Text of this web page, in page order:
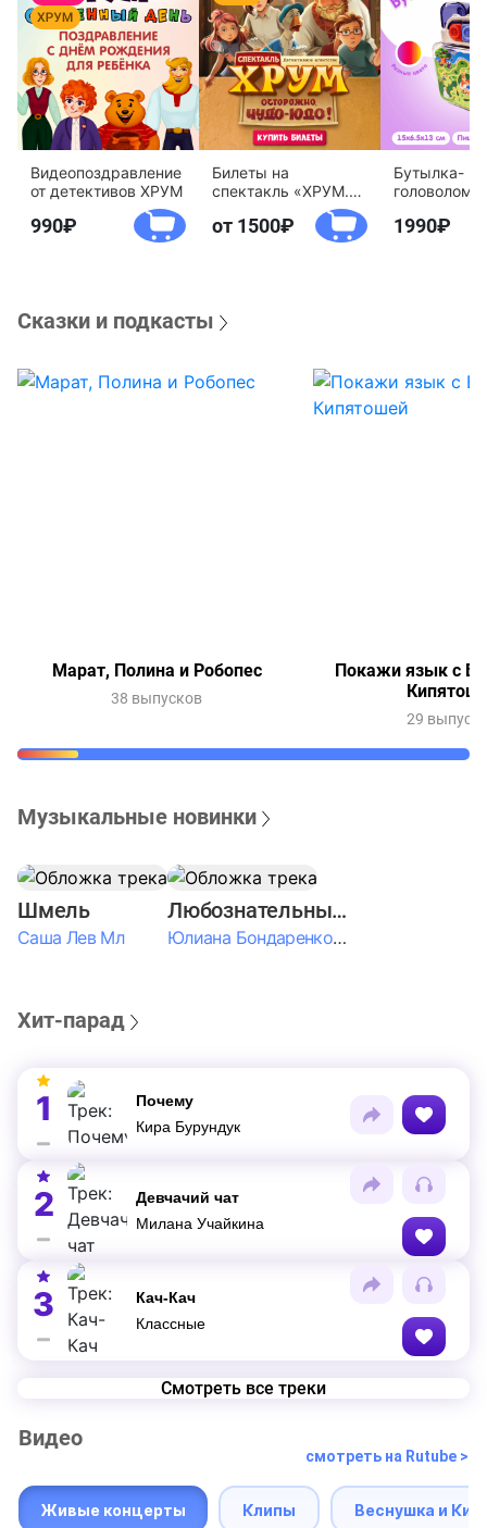
Видеопоздравление
от детективов ХРУМ
990
Билеты на
спектакль «ХРУМ.
Осторожно, Чудо-
Юдо!»
от 1500
Бутылка-
агентство
1990
Сказки и подкасты
Марат, Полина и Робопес
38 выпусков
Покажи язык с
29
Музыкальные новинки
Шмель
Саша Лев Мл
Любознательные Дети
Юлиана Бондаренко & Амелия Колпакова & Егор Егоров & Валерия Шевченко & Ксюша Косичкина
Хит-парад
1
Почему
Кира Бурундук
2
Девчачий чат
Милана Учайкина
3
Кач-Кач
Классные
Смотреть все треки
Видео
смотреть на Rutube >
Живые концерты Клипы Веснушка и